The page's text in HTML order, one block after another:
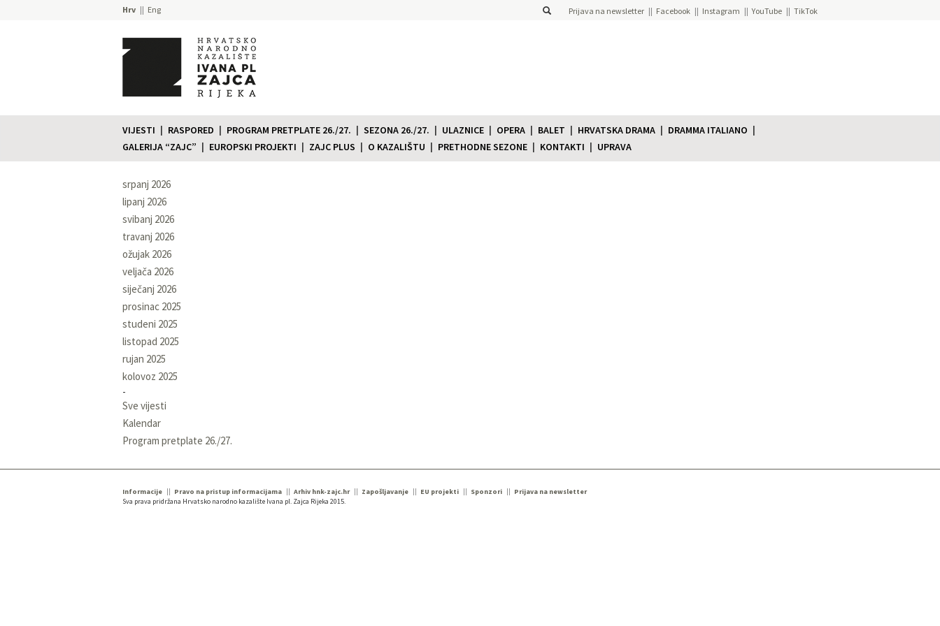
Hrv Eng Prijava na newsletter Facebook Instagram YouTube TikTok
VIJESTI RASPORED PROGRAM PRETPLATE 26./27. SEZONA 26./27. ULAZNICE OPERA BALET HRVATSKA DRAMA
DRAMMA ITALIANO
GALERIJA “ZAJC”
EUROPSKI PROJEKTI ZAJC PLUS O KAZALIŠTU PRETHODNE SEZONE KONTAKTI UPRAVA
srpanj 2026
lipanj 2026
svibanj 2026
travanj 2026
ožujak 2026
veljača 2026
siječanj 2026
prosinac 2025
studeni 2025
listopad 2025
rujan 2025
kolovoz 2025
Sve vijesti
Kalendar
Program pretplate 26./27.
Informacije Pravo na pristup informacijama Arhiv hnk-zajc.hr Zapošljavanje EU projekti Sponzori
Prijava na newsletter
Sva prava pridržana Hrvatsko narodno kazalište Ivana pl. Zajca Rijeka 2015.